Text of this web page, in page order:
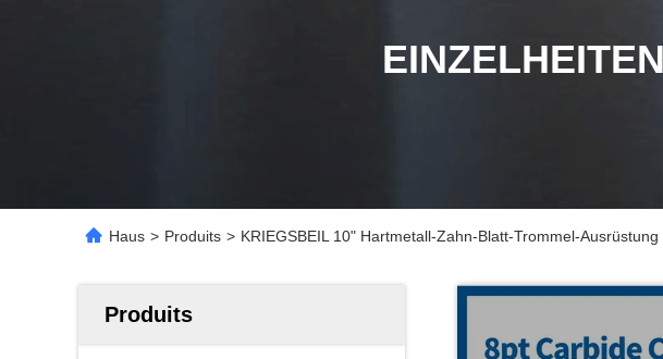
Haus > Produits > KRIEGSBEIL 10" Hartmetall-Zahn-Blatt-Trommel-
Produits